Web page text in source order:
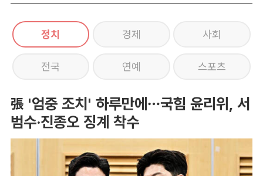
정치 경제 사회
전국 연예 스포츠
張 '엄중 조치' 하루만에…국힘 윤리위, 서
범수·진종오 징계 착수